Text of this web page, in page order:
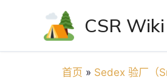
CSR Wiki
首页 Sedex 验厂（